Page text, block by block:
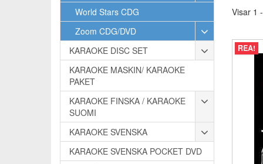
World Stars CDG
Zoom CDG/DVD
KARAOKE DISC SET
KARAOKE MASKIN/ KARAOKE
PAKET
KARAOKE FINSKA / KARAOKE
SUOMI
KARAOKE SVENSKA
KARAOKE SVENSKA POCKET DVD
Visar 1
REA!